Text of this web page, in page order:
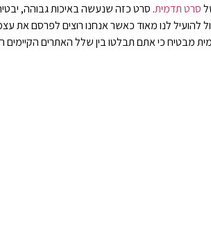
סרט תדמית. סרט כזה שנעשה באיכות גבוהה,
להועיל לנו מאוד כאשר אנחנו רוצים לפרסם את
מבטיח כי אתם תבלטו בין שלל האתרים הקיימים